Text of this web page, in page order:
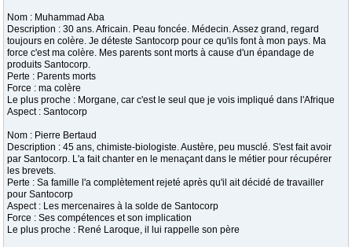
Nom : Muhammad Aba
Description : 30 ans. Africain. Peau foncée. Médecin. Assez grand, regard
toujours en colère. Je déteste Santocorp pour ce qu'ils font à mon pays. Ma
force c'est ma colère. Mes parents sont morts à cause d'un épandage de
produits Santocorp.
Perte : Parents morts
Force : ma colère
Le plus proche : Morgane, car c'est le seul que je vois impliqué dans l'Afrique
Aspect : Santocorp
Nom : Pierre Bertaud
Description : 45 ans, chimiste-biologiste. Austère, peu musclé. S'est fait avoir
par Santocorp. L'a fait chanter en le menaçant dans le métier pour récupérer
les brevets.
Perte : Sa famille l'a complètement rejeté après qu'il ait décidé de travailler
pour Santocorp
Aspect : Les mercenaires à la solde de Santocorp
Force : Ses compétences et son implication
Le plus proche : René Laroque, il lui rappelle son père